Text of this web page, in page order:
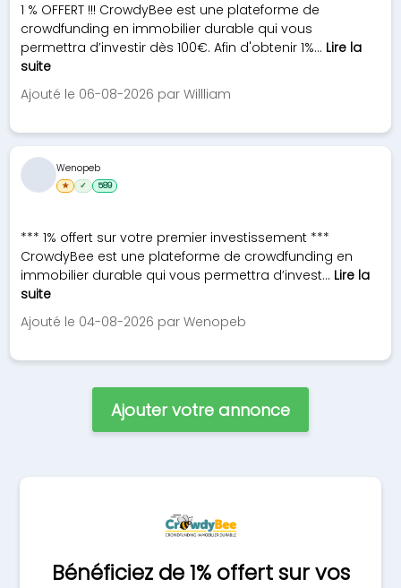
1 % OFFERT !!! CrowdyBee est une plateforme de
crowdfunding en immobilier durable qui vous
permettra d’investir dès 100€. Afin d'obtenir 1%... Lire la
suite
Ajouté le 06-08-2026 par Willliam
*** 1% offert sur votre premier investissement ***
CrowdyBee est une plateforme de crowdfunding en
immobilier durable qui vous permettra d’invest... Lire la
suite
Ajouté le 04-08-2026 par Wenopeb
Wenopeb
★ ✓ 589
Ajouter votre annonce
Bénéficiez de 1% offert sur vos